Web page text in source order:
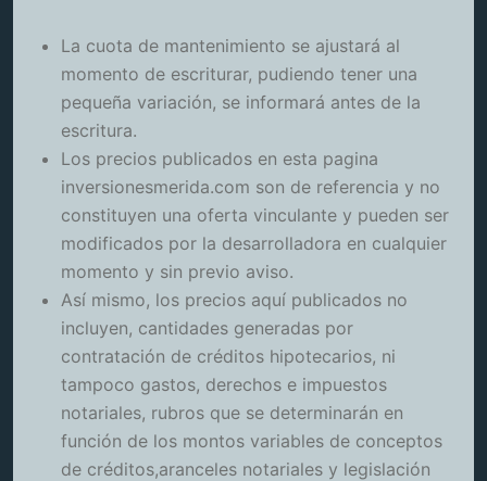
La cuota de mantenimiento se ajustará al
momento de escriturar, pudiendo tener una
pequeña variación, se informará antes de la
escritura.
Los precios publicados en esta pagina
inversionesmerida.com son de referencia y no
constituyen una oferta vinculante y pueden ser
modificados por la desarrolladora en cualquier
momento y sin previo aviso.
Así mismo, los precios aquí publicados no
incluyen, cantidades generadas por
contratación de créditos hipotecarios, ni
tampoco gastos, derechos e impuestos
notariales, rubros que se determinarán en
función de los montos variables de conceptos
de créditos,aranceles notariales y legislación